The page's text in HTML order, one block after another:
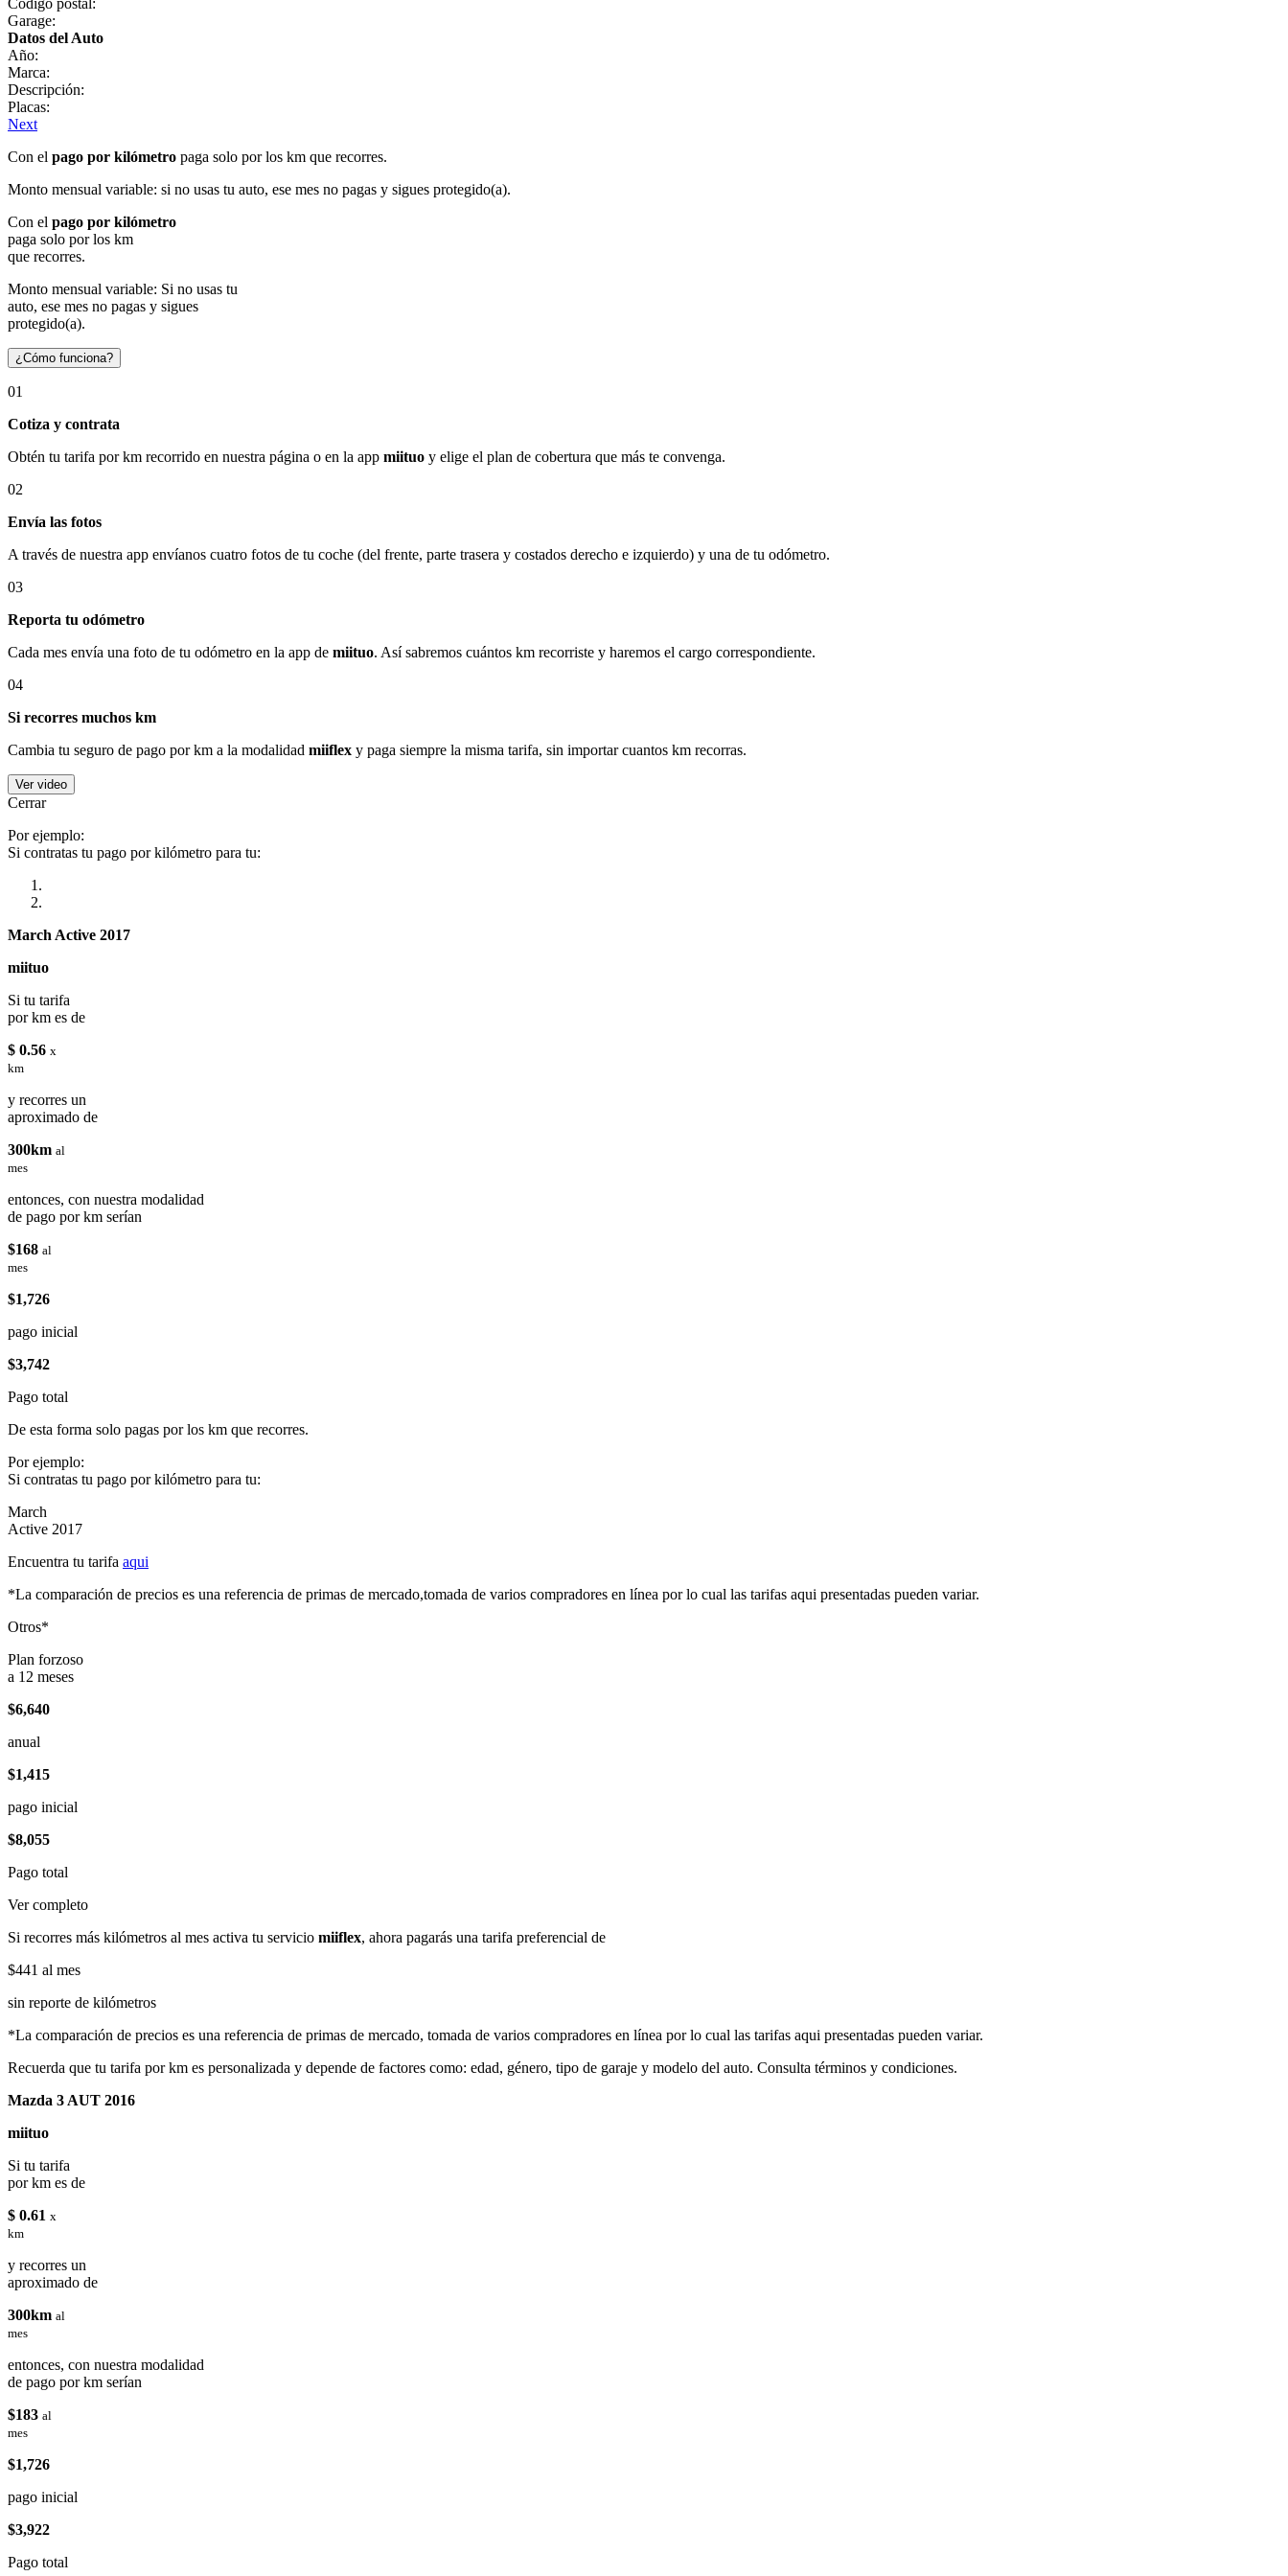
Garage:
Datos del Auto
Año:
Marca:
Descripción:
Placas:
Next
Con el pago por kilómetro paga solo por los km que recorres.
Monto mensual variable: si no usas tu auto, ese mes no pagas y sigues protegido(a).
Con el pago por kilómetro
paga solo por los km
que recorres.
Monto mensual variable: Si no usas tu
auto, ese mes no pagas y sigues
protegido(a).
¿Cómo funciona?
01
Cotiza y contrata
Obtén tu tarifa por km recorrido en nuestra página o en la app miituo y elige el plan de cobertura que más te convenga.
02
Envía las fotos
A través de nuestra app envíanos cuatro fotos de tu coche (del frente, parte trasera y costados derecho e izquierdo) y una de tu odómetro.
03
Reporta tu odómetro
Cada mes envía una foto de tu odómetro en la app de miituo. Así sabremos cuántos km recorriste y haremos el cargo correspondiente.
04
Si recorres muchos km
Cambia tu seguro de pago por km a la modalidad miiflex y paga siempre la misma tarifa, sin importar cuantos km recorras.
Ver video
Cerrar
Por ejemplo:
Si contratas tu pago por kilómetro para tu:
March Active 2017
miituo
Si tu tarifa
por km es de
$ 0.56 x
km
y recorres un
aproximado de
300km al
mes
entonces, con nuestra modalidad
de pago por km serían
$168 al
mes
$1,726
pago inicial
$3,742
Pago total
De esta forma solo pagas por los km que recorres.
Por ejemplo:
Si contratas tu pago por kilómetro para tu:
March
Active 2017
Encuentra tu tarifa aqui
*La comparación de precios es una referencia de primas de mercado,tomada de varios compradores en línea por lo cual las tarifas aqui presentadas pueden variar.
Otros*
Plan forzoso
a 12 meses
$6,640
anual
$1,415
pago inicial
$8,055
Pago total
Ver completo
Si recorres más kilómetros al mes activa tu servicio miiflex, ahora pagarás una tarifa preferencial de
$441 al mes
sin reporte de kilómetros
*La comparación de precios es una referencia de primas de mercado, tomada de varios compradores en línea por lo cual las tarifas aqui presentadas pueden variar.
Recuerda que tu tarifa por km es personalizada y depende de factores como: edad, género, tipo de garaje y modelo del auto. Consulta términos y condiciones.
Mazda 3 AUT 2016
miituo
Si tu tarifa
por km es de
$ 0.61 x
km
y recorres un
aproximado de
300km al
mes
entonces, con nuestra modalidad
de pago por km serían
$183 al
mes
$1,726
pago inicial
$3,922
Pago total